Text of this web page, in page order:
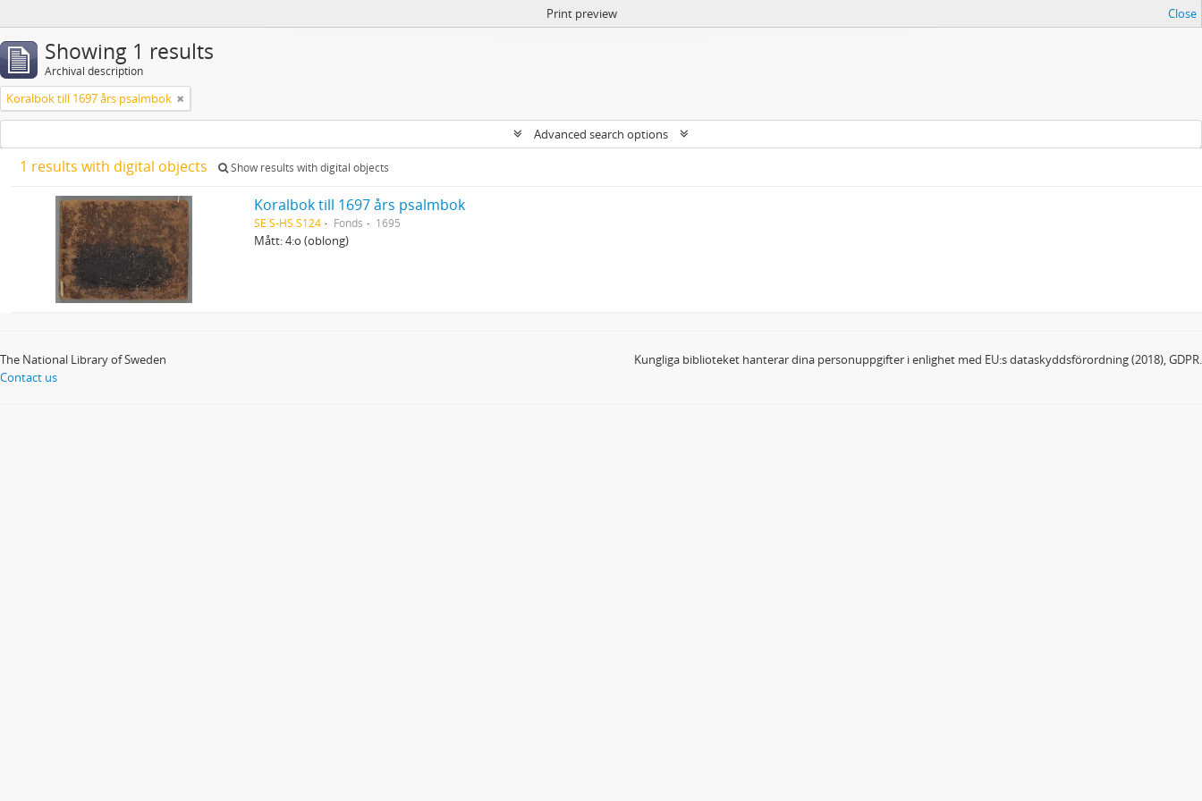
Print preview Close
Showing 1 results
Archival description
Koralbok till 1697 års psalmbok
Advanced search options
1 results with digital objects Show results with digital objects
Koralbok till 1697 års psalmbok
SE S-HS S124 Fonds 1695
Mått: 4:o (oblong)
The National Library of Sweden
Contact us
Kungliga biblioteket hanterar dina personuppgifter i enlighet med EU:s dataskyddsförordning (2018), GDPR.